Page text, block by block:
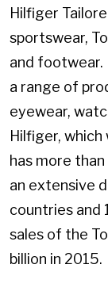
Hilfiger
sportswear,
and footwear.
a range of
eyewear,
Hilfiger, which
has more
an extensive
countries and
sales of the
billion in 2015.